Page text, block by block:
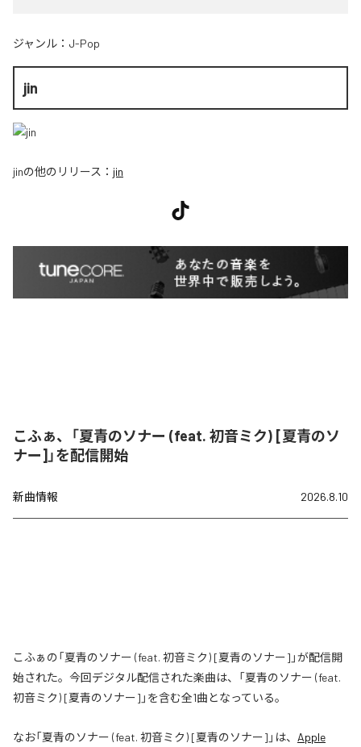
ジャンル： J-Pop
jin
jinの他のリリース： jin
こふぁ、「夏青のソナー (feat. 初音ミク) [夏青のソ
ナー]」を配信開始
新曲情報 2026.8.10
こふぁの「夏青のソナー (feat. 初音ミク) [夏青のソナー]」が配信開
始された。今回デジタル配信された楽曲は、「夏青のソナー (feat.
初音ミク) [夏青のソナー]」を含む全1曲となっている。
なお「夏青のソナー (feat. 初音ミク) [夏青のソナー] 」は、 Apple